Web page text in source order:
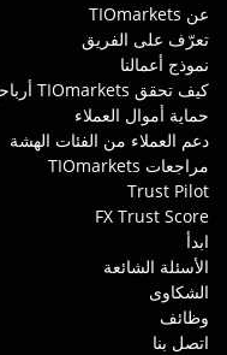
عن TIOmarkets
تعرّف على الفريق
نموذج أعمالنا
كيف تحقق TIOmarkets أرباحها
حماية أموال العملاء
دعم العملاء من الفئات الهشة
مراجعات TIOmarkets
Trust Pilot
FX Trust Score
ابدأ
الأسئلة الشائعة
الشكاوى
وظائف
اتصل بنا